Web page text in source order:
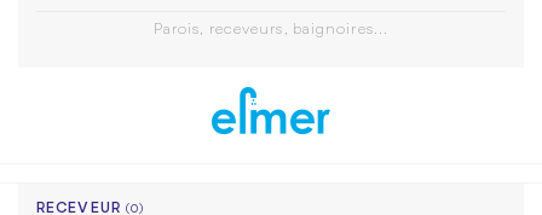
Parois, receveurs, baignoires...
RECEVEUR (0)